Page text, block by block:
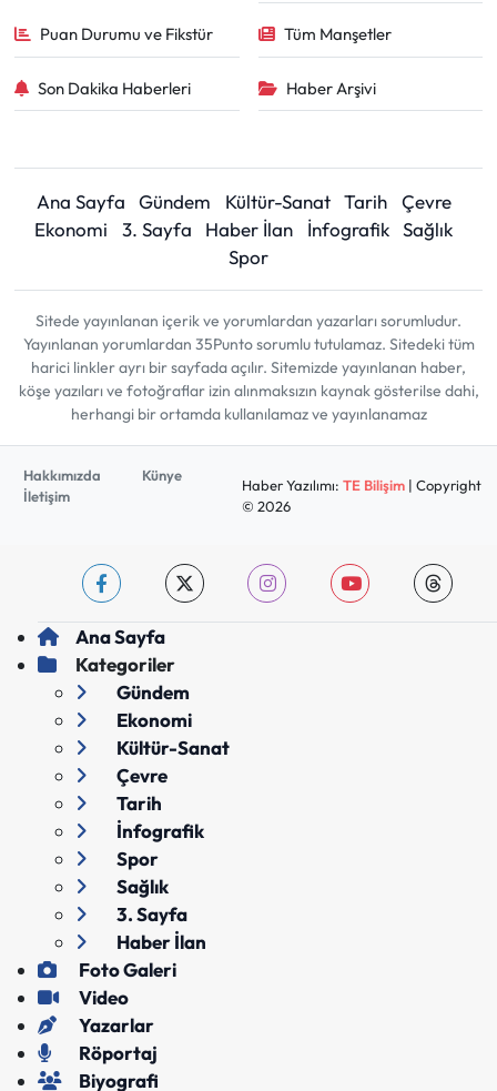
Puan Durumu ve Fikstür Tüm Manşetler
Son Dakika Haberleri Haber Arşivi
Ana Sayfa Gündem Kültür-Sanat Tarih
Çevre
Ekonomi
3. Sayfa Haber İlan İnfografik Sağlık
Spor
Sitede yayınlanan içerik ve yorumlardan yazarları sorumludur.
Yayınlanan yorumlardan 35Punto sorumlu tutulamaz. Sitedeki tüm
harici linkler ayrı bir sayfada açılır. Sitemizde yayınlanan haber,
köşe yazıları ve fotoğraflar izin alınmaksızın kaynak gösterilse dahi,
herhangi bir ortamda kullanılamaz ve yayınlanamaz
Hakkımızda
Künye
İletişim
Haber Yazılımı: TE Bilişim| Copyright
© 2026
Ana Sayfa
Kategoriler
Gündem
Ekonomi
Kültür-Sanat
Çevre
Tarih
İnfografik
Spor
Sağlık
3. Sayfa
Haber İlan
Foto Galeri
Video
Yazarlar
Röportaj
Biyografi